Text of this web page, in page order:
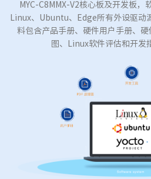
MYC-C8MMX-V2核心板及开发板，
Linux、Ubuntu、Edge所有外设驱动
料包含产品手册、硬件用户手册、
图、Linux软件评估和开发